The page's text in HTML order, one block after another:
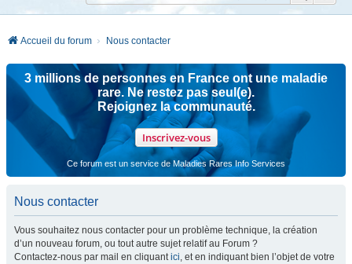
Accueil du forum Nous contacter
3 millions de personnes en France ont une maladie
rare. Ne restez pas seul(e).
Rejoignez la communauté.
Inscrivez-vous
Ce forum est un service de Maladies Rares Info Services
Nous contacter
Vous souhaitez nous contacter pour un problème technique, la création
d’un nouveau forum, ou tout autre sujet relatif au Forum ?
Contactez-nous par mail en cliquantici, et en indiquant bien l’objet de votre